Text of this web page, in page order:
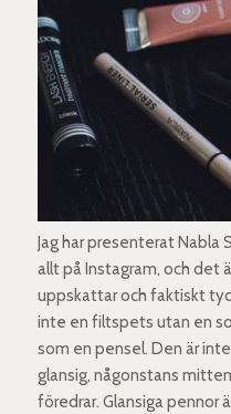
Jag har presenterat Nabla
allt på Instagram, och det
uppskattar och faktiskt
inte en filtspets utan en
som en pensel. Den är
glansig, någonstans
föredrar. Glansiga pennor